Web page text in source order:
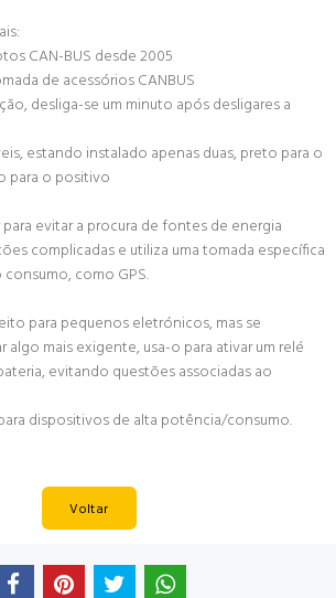
CAN-BUS desde 2005
de acessórios CANBUS
desliga-se um minuto após desligares a
estando instalado apenas duas, preto para o
para o positivo
evitar a procura de fontes de energia
complicadas e utiliza uma tomada específica
como GPS.
para pequenos eletrónicos, mas se
algo mais exigente, usa-o para ativar um relé
evitando questões associadas ao
dispositivos de alta potência/consumo.
Voltar